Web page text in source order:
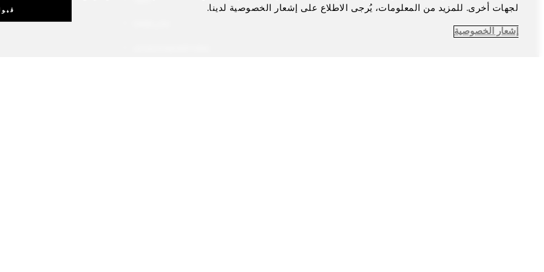
لجهات أخرى. للمزيد من المعلومات، يُرجى الاطلاع على إشعار الخصوصية لدينا.
إشعار الخصوصية